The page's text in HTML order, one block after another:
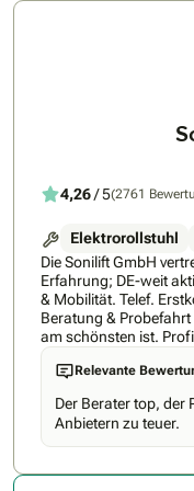
begrenzten
Montage freigegeben
zur Terminabsprache.
Informieren Sie sich
sofort an. Unsere
Ihnen direkt einen
4,26/ 5(2761
Elektrorollstuhl
Die Sonilift GmbH
Erfahrung; DE-weit
& Mobilität. Telef.
Beratung & Probefahrt bei Vor-
am schönsten ist.
Treppenlift, damit
Exzellenter Service &
Ihren Treppenlift - alles aus
langjähriger
unseren Service stetig
verbessern. Bei
Relevante
Der Berater top, der
Anbietern zu teuer.